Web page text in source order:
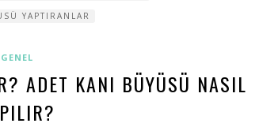
YAPTIRANLAR
GENEL
ADET KANI BÜYÜSÜ NASIL